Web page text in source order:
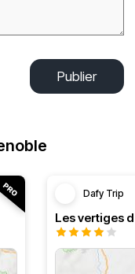
Publier
Dafy Trip
Les vertiges